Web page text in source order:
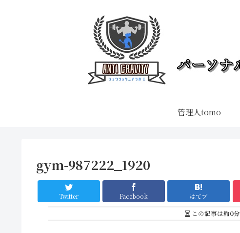
管理人tomo
gym-987222_1920
Twitter Facebook はてブ
この記事は約0分